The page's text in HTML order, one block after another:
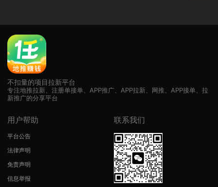
不扣量的项目拉新平台
专注地推拉新、注册单接单、APP推广、APP拉新、网推、APP接单、拉
新推广的分享平台
用户帮助
平台公告
法律声明
免责声明
信息举报
联系我们